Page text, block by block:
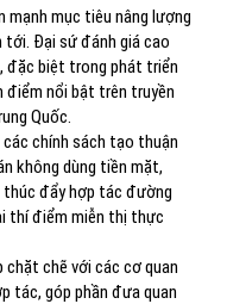
mạnh mục tiêu nâng lượng
Đại sứ đánh giá cao
đặc biệt trong phát triển
điểm nổi bật trên truyền
Quốc.
chính sách tạo thuận
không dùng tiền mặt,
đẩy hợp tác đường
thí điểm miễn thị thực
chẽ với các cơ quan
tác, góp phần đưa quan